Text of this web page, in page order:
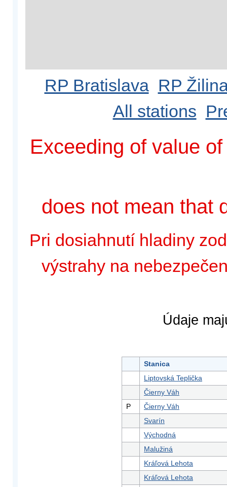
RP Bratislava RP
All stations
Exceeding of value
does not mean that
Pri dosiahnutí hladiny
výstrahy na
Údaje
Stanica
Liptovská Teplička
Čierny Váh
P
Čierny Váh
Svarín
Východná
Malužiná
Kráľová Lehota
Kráľová Lehota